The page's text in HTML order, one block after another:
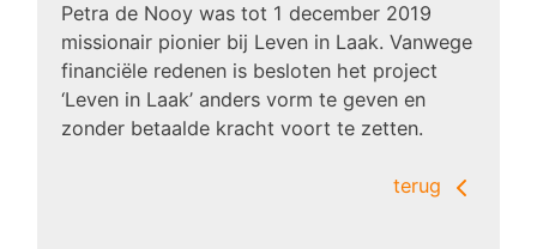
Petra de Nooy was tot 1 december 2019
missionair pionier bij Leven in Laak. Vanwege
financiële redenen is besloten het project
‘Leven in Laak’ anders vorm te geven en
zonder betaalde kracht voort te zetten.
terug